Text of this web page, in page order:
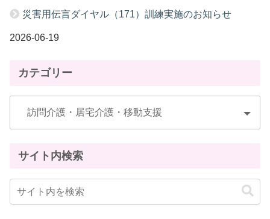
災害用伝言ダイヤル（171）訓練実施のお知らせ
2026-06-19
カテゴリー
サイト内検索